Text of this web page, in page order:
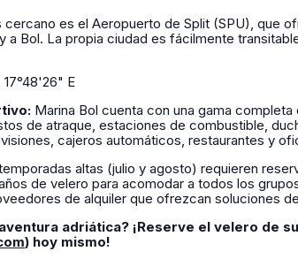
cercano es el Aeropuerto de Split (SPU), que
a Bol. La propia ciudad es fácilmente
E
Marina Bol cuenta con una gama
de atraque, estaciones de combustible,
cajeros automáticos, restaurantes y
altas (julio y agosto) requieren
de velero para acomodar a todos los
de alquiler que ofrezcan soluciones
adriática? ¡Reserve el velero de
) hoy mismo!